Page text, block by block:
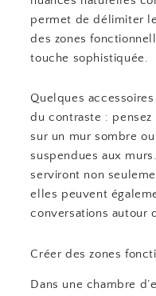
permet de délimiter
des zones
touche sophistiquée.
Quelques
du contraste :
sur un mur sombre
suspendues aux
serviront non
elles peuvent
conversations autour
Créer des zones
Dans une chambre